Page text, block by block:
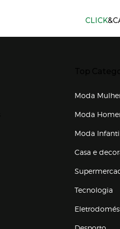
CLICK
Moda
Moda
Moda
Casa e
Tecnologia